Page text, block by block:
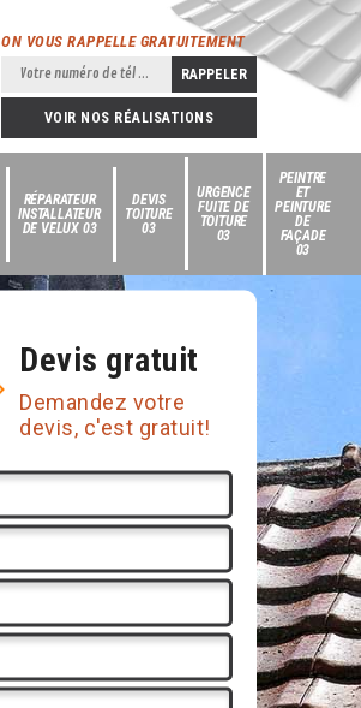
ON VOUS RAPPELLE GRATUITEMENT
VOIR NOS RÉALISATIONS
RÉPARATEUR
INSTALLATEUR
DE VELUX 03
DEVIS
TOITURE
03
URGENCE
FUITE DE
TOITURE
03
PEINTRE
ET
PEINTURE
DE
FAÇADE
03
Devis gratuit
Demandez votre
devis, c'est gratuit!